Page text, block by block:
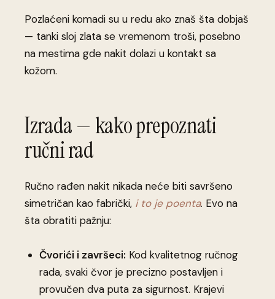
Pozlaćeni komadi su u redu ako znaš šta dobjaš
— tanki sloj zlata se vremenom troši, posebno
na mestima gde nakit dolazi u kontakt sa
kožom.
Izrada — kako prepoznati
ručni rad
Ručno rađen nakit nikada neće biti savršeno
simetričan kao fabrički, i to je poenta. Evo na
šta obratiti pažnju:
Čvorići i završeci: Kod kvalitetnog ručnog
rada, svaki čvor je precizno postavljen i
provučen dva puta za sigurnost. Krajevi